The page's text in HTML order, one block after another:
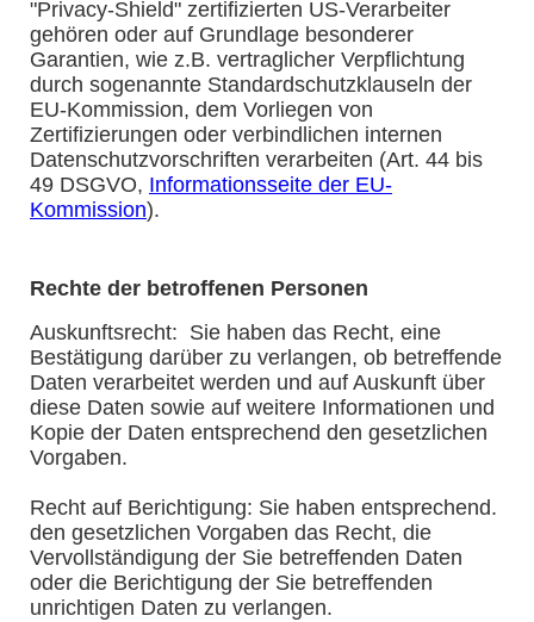
"Privacy-Shield" zertifizierten US-Verarbeiter
gehören oder auf Grundlage besonderer
Garantien, wie z.B. vertraglicher Verpflichtung
durch sogenannte Standardschutzklauseln der
EU-Kommission, dem Vorliegen von
Zertifizierungen oder verbindlichen internen
Datenschutzvorschriften verarbeiten (Art. 44 bis
49 DSGVO, Informationsseite der EU-
Kommission).
Rechte der betroffenen Personen
Auskunftsrecht: Sie haben das Recht, eine
Bestätigung darüber zu verlangen, ob betreffende
Daten verarbeitet werden und auf Auskunft über
diese Daten sowie auf weitere Informationen und
Kopie der Daten entsprechend den gesetzlichen
Vorgaben.
Recht auf Berichtigung: Sie haben entsprechend.
den gesetzlichen Vorgaben das Recht, die
Vervollständigung der Sie betreffenden Daten
oder die Berichtigung der Sie betreffenden
unrichtigen Daten zu verlangen.